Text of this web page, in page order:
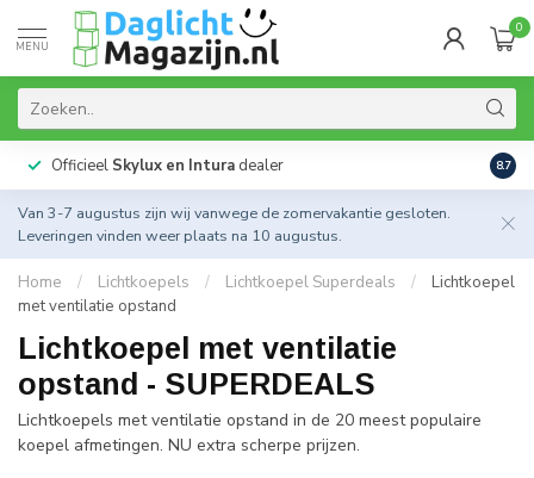
MENU
0
Officieel Skylux en Intura dealer 8.7
Van 3-7 augustus zijn wij vanwege de zomervakantie gesloten.
Leveringen vinden weer plaats na 10 augustus.
Home / Lichtkoepels / Lichtkoepel Superdeals /
Lichtkoepel
met ventilatie opstand
Lichtkoepel met ventilatie
opstand - SUPERDEALS
Lichtkoepels met ventilatie opstand in de 20 meest populaire
koepel afmetingen. NU extra scherpe prijzen.